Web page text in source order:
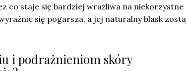
co staje się bardziej wrażliwa na niekorzystne
się pogarsza, a jej naturalny blask
i podrażnieniom skóry